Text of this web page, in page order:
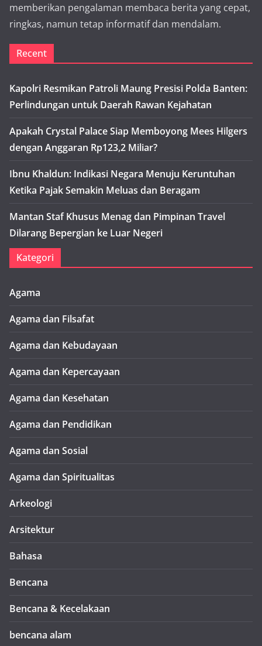
memberikan pengalaman membaca berita yang cepat,
ringkas, namun tetap informatif dan mendalam.
Recent
Kapolri Resmikan Patroli Maung Presisi Polda Banten:
Perlindungan untuk Daerah Rawan Kejahatan
Apakah Crystal Palace Siap Memboyong Mees Hilgers
dengan Anggaran Rp123,2 Miliar?
Ibnu Khaldun: Indikasi Negara Menuju Keruntuhan
Ketika Pajak Semakin Meluas dan Beragam
Mantan Staf Khusus Menag dan Pimpinan Travel
Dilarang Bepergian ke Luar Negeri
Kategori
Agama
Agama dan Filsafat
Agama dan Kebudayaan
Agama dan Kepercayaan
Agama dan Kesehatan
Agama dan Pendidikan
Agama dan Sosial
Agama dan Spiritualitas
Arkeologi
Arsitektur
Bahasa
Bencana
Bencana & Kecelakaan
bencana alam